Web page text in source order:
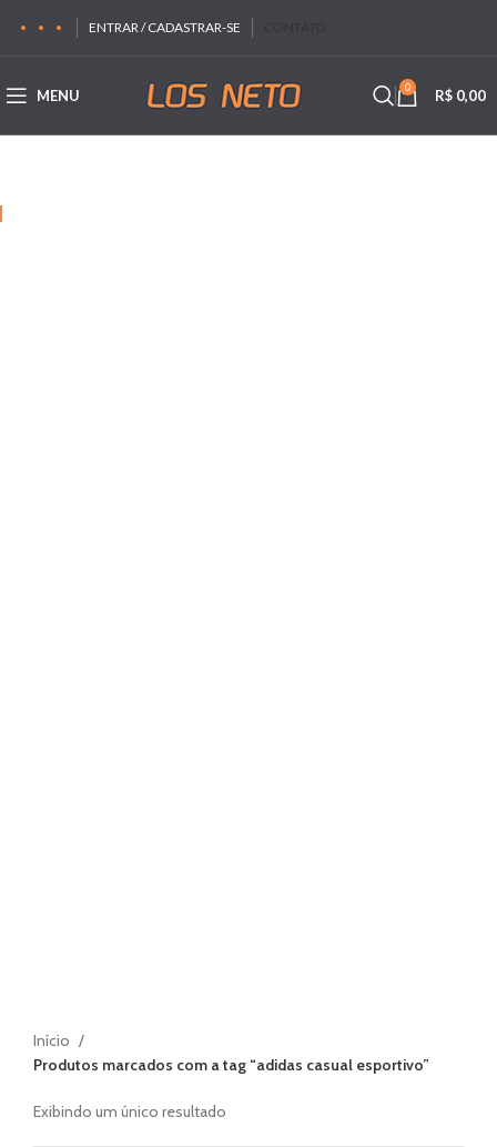
ENTRAR / CADASTRAR-SE
MENU 0 R$ 0,00
Início
Produtos marcados com a tag “adidas casual esportivo”
Exibindo um único resultado